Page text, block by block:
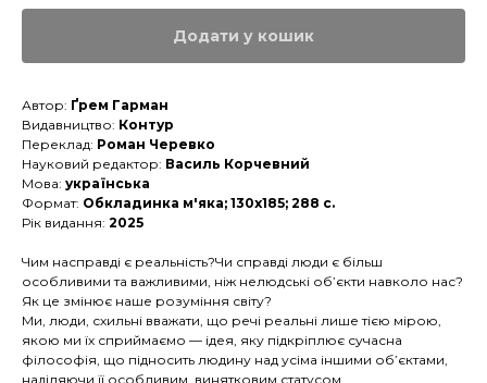
Додати у кошик
Автор: Ґрем Гарман
Видавництво: Контур
Переклад: Роман Черевко
Науковий редактор: Василь Корчевний
Мова: українська
Формат: Обкладинка м'яка; 130х185; 288 с.
Рік видання: 2025
Чим насправді є реальність?Чи справді люди є більш
особливими та важливими, ніж нелюдські об’єкти навколо нас?
Як це змінює наше розуміння світу?
Ми, люди, схильні вважати, що речі реальні лише тією мірою,
якою ми їх сприймаємо — ідея, яку підкріплює сучасна
філософія, що підносить людину над усіма іншими об’єктами,
наділяючи її особливим, винятковим статусом.